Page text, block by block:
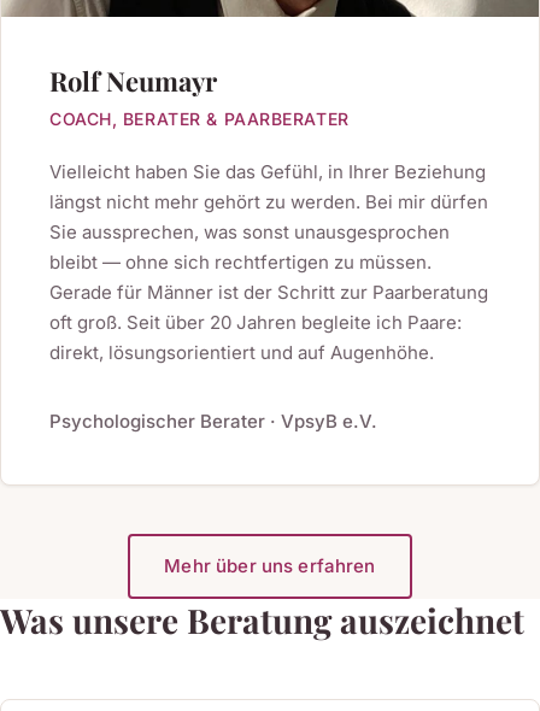
Rolf Neumayr
COACH, BERATER & PAARBERATER
Vielleicht haben Sie das Gefühl, in Ihrer Beziehung
längst nicht mehr gehört zu werden. Bei mir dürfen
Sie aussprechen, was sonst unausgesprochen
bleibt — ohne sich rechtfertigen zu müssen.
Gerade für Männer ist der Schritt zur Paarberatung
oft groß. Seit über 20 Jahren begleite ich Paare:
direkt, lösungsorientiert und auf Augenhöhe.
Psychologischer Berater · VpsyB e.V.
Mehr über uns erfahren
Was unsere Beratung auszeichnet